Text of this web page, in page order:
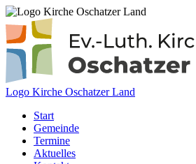
Logo Kirche Oschatzer Land
Start
Gemeinde
Termine
Aktuelles